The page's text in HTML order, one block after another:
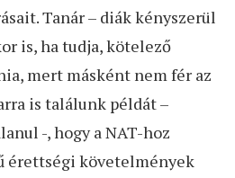
Tanár – diák kényszerül
is, ha tudja, kötelező
mert másként nem fér az
is találunk példát –
-, hogy a NAT-hoz
érettségi követelmények